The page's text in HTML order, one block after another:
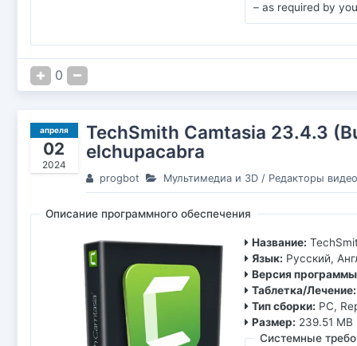
– as required by
0
апреля
02
2024
TechSmith Camtasia 23.4.3
elchupacabra
progbot Мультимедиа и 3D/ Редакторы видео
Описание программного обеспечения
Название:
Язык: Русский,
Версия
Таблетка/Лечение:
Тип сборки: PC,
Размер: 239.51 MB
Системные